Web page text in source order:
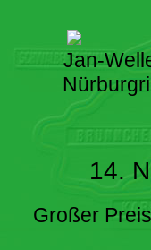
Jan-
14.
Großer